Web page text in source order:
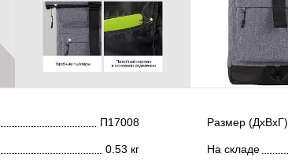
П17008 Размер (ДхВхГ)
0.53 кг На складе